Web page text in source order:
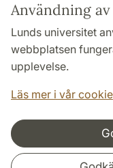
Användning
Lunds universitet
webbplatsen
upplevelse.
Läs mer i vår
TYPO3-login
Följ oss i sociala